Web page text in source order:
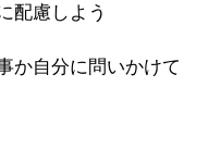
配慮しよう
か自分に問いかけて